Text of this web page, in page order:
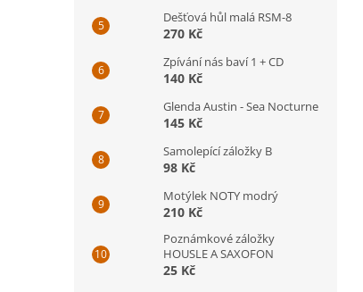
Dešťová hůl malá RSM-8
270 Kč
Zpívání nás baví 1 + CD
140 Kč
Glenda Austin - Sea Nocturne
145 Kč
Samolepící záložky B
98 Kč
Motýlek NOTY modrý
210 Kč
Poznámkové záložky
HOUSLE A SAXOFON
25 Kč